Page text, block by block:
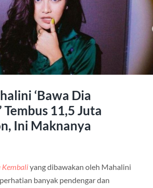
‘Bawa Dia
Tembus 11,5 Juta
Ini Maknanya
Kembaliyang dibawakan oleh Mahalini
banyak pendengar dan